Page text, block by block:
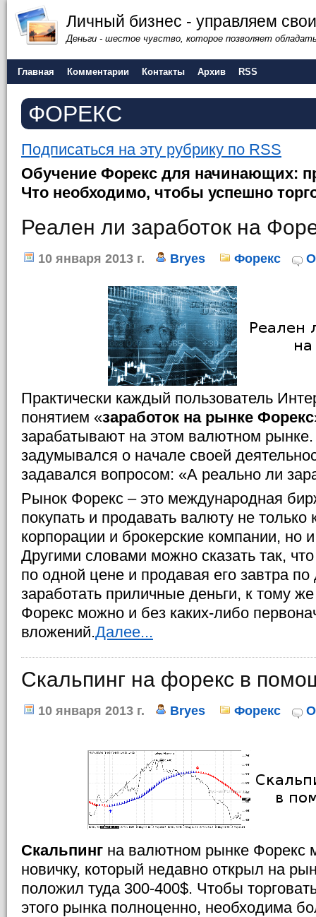
Личный бизнес - управляем
Деньги - шестое чувство, которое позволяет
Главная Комментарии Контакты Архив RSS
ФОРЕКС
Подписаться на эту рубрику по RSS
Обучение Форекс для начинающих:
Что необходимо, чтобы успешно
Реален ли заработок на
10 января 2013 г. Bryes Форекс
Практически каждый пользователь
понятием «заработок на рынке Форекс
зарабатывают на этом валютном
задумывался о начале своей
задавался вопросом: «А реально ли
Рынок Форекс – это международная
покупать и продавать валюту не только
корпорации и брокерские компании,
Другими словами можно сказать так,
по одной цене и продавая его завтра
заработать приличные деньги, к тому
Форекс можно и без каких-либо
вложений.Далее...
Скальпинг на форекс в
10 января 2013 г. Bryes Форекс
Скальпинг на валютном рынке Форекс
новичку, который недавно открыл на
положил туда 300-400$. Чтобы
этого рынка полноценно, необходима